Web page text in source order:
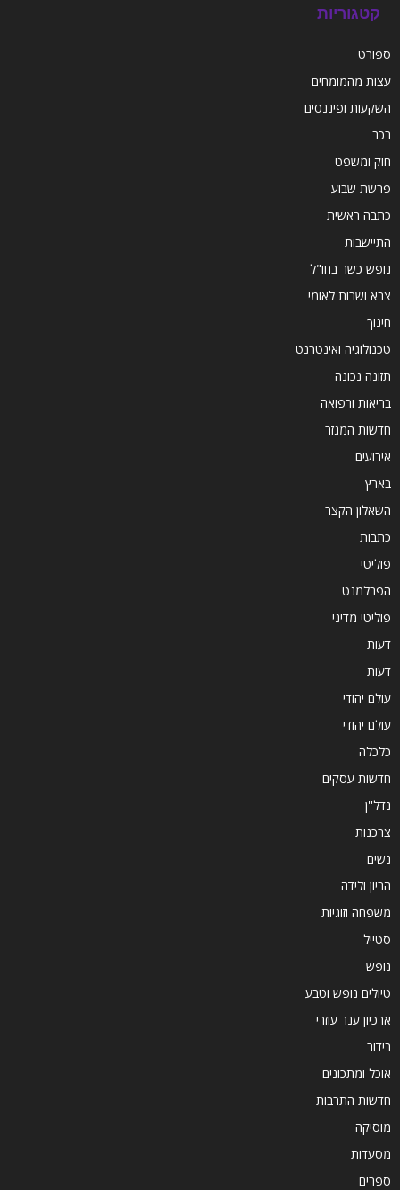
קטגוריות
ספורט
עצות מהמומחים
השקעות ופיננסים
רכב
חוק ומשפט
פרשת שבוע
כתבה ראשית
התיישבות
נופש כשר בחו"ל
צבא ושרות לאומי
חינוך
טכנולוגיה ואינטרנט
תזונה נכונה
בריאות ורפואה
חדשות המגזר
אירועים
בארץ
השאלון הקצר
כתבות
פוליטי
הפרלמנט
פוליטי מדיני
דעות
דעות
עולם יהודי
עולם יהודי
כלכלה
חדשות עסקים
נדל''ן
צרכנות
נשים
הריון ולידה
משפחה וזוגיות
סטייל
נופש
טיולים נופש וטבע
ארכיון ענר עוזרי
בידור
אוכל ומתכונים
חדשות התרבות
מוסיקה
מסעדות
ספרים